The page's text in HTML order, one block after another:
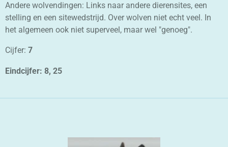
Andere wolvendingen: Links naar andere dierensites, een
stelling en een sitewedstrijd. Over wolven niet echt veel. In
het algemeen ook niet superveel, maar wel "genoeg".
Cijfer: 7
Eindcijfer: 8, 25